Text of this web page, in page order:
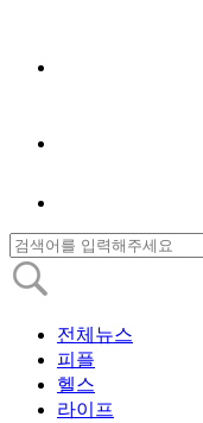
전체뉴스
피플
헬스
라이프